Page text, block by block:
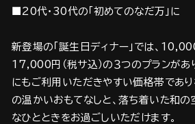
■20代・30代の「初めてのなだ万」に
新登場の「誕生日ディナー」では、
17,000円（税サ込）の３つのプランがあ
にもご利用いただきやすい価格帯であり
の温かいおもてなしと、落ち着いた和の
なひとときをお過ごしいただけます。